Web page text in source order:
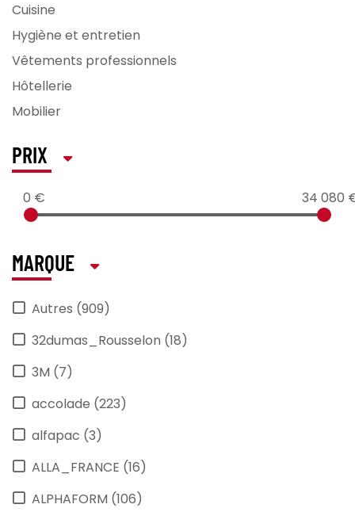
Cuisine
Hygiène et entretien
Vêtements professionnels
Hôtellerie
Mobilier
PRIX
0 € 34 080
MARQUE
Autres (909)
32dumas_Rousselon (18)
3M (7)
accolade (223)
alfapac (3)
ALLA_FRANCE (16)
ALPHAFORM (106)